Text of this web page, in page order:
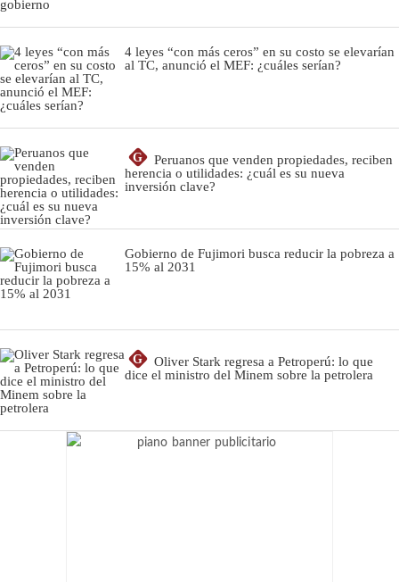
4 leyes “con más ceros” en su costo se elevarían
al TC, anunció el MEF: ¿cuáles serían?
G
Peruanos que venden propiedades, reciben
herencia o utilidades: ¿cuál es su nueva
inversión clave?
Gobierno de Fujimori busca reducir la pobreza a
15% al 2031
G
Oliver Stark regresa a Petroperú: lo que
dice el ministro del Minem sobre la petrolera